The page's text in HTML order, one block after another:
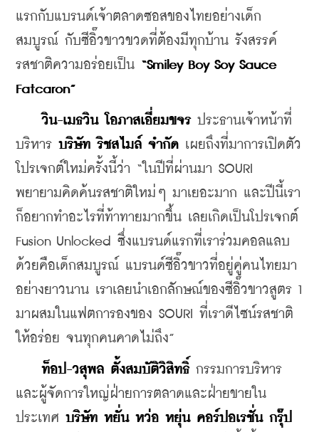
แรกกับแบรนด์เจ้าตลาดซอสของไทยอย่างเด็ก
สมบูรณ์ กับซีอิ๊วขาวขวดที่ต้องมีทุกบ้าน รังสรรค์
รสชาติความอร่อยเป็น “Smiley Boy Soy Sauce
Fatcaron”
วิน-เมธวิน โอภาสเอี่ยมขจร ประธานเจ้าหน้าที่
บริหาร บริษัท ริชสไมล์ จำกัด เผยถึงที่มาการเปิดตัว
โปรเจกต์ใหม่ครั้งนี้ว่า “ในปีที่ผ่านมา SOURI
พยายามคิดค้นรสชาติใหม่ๆ มาเยอะมาก และปีนี้เรา
ก็อยากทำอะไรที่ท้าทายมากขึ้น เลยเกิดเป็นโปรเจกต์
Fusion Unlocked ซึ่งแบรนด์แรกที่เราร่วมคอลแลบ
ด้วยคือเด็กสมบูรณ์ แบรนด์ซีอิ๊วขาวที่อยู่คู่คนไทยมา
อย่างยาวนาน เราเลยนำเอกลักษณ์ของซีอิ๊วขาวสูตร 1
มาผสมในแฟตการองของ SOURI ที่เราดีไซน์รสชาติ
ให้อร่อย จนทุกคนคาดไม่ถึง”
ท็อป-วสุพล ตั้งสมบัติวิสิทธิ์ กรรมการบริหาร
และผู้จัดการใหญ่ฝ่ายการตลาดและฝ่ายขายใน
ประเทศ บริษัท หยั่น หว่อ หยุ่น คอร์ปอเรชั่น กรุ๊ป